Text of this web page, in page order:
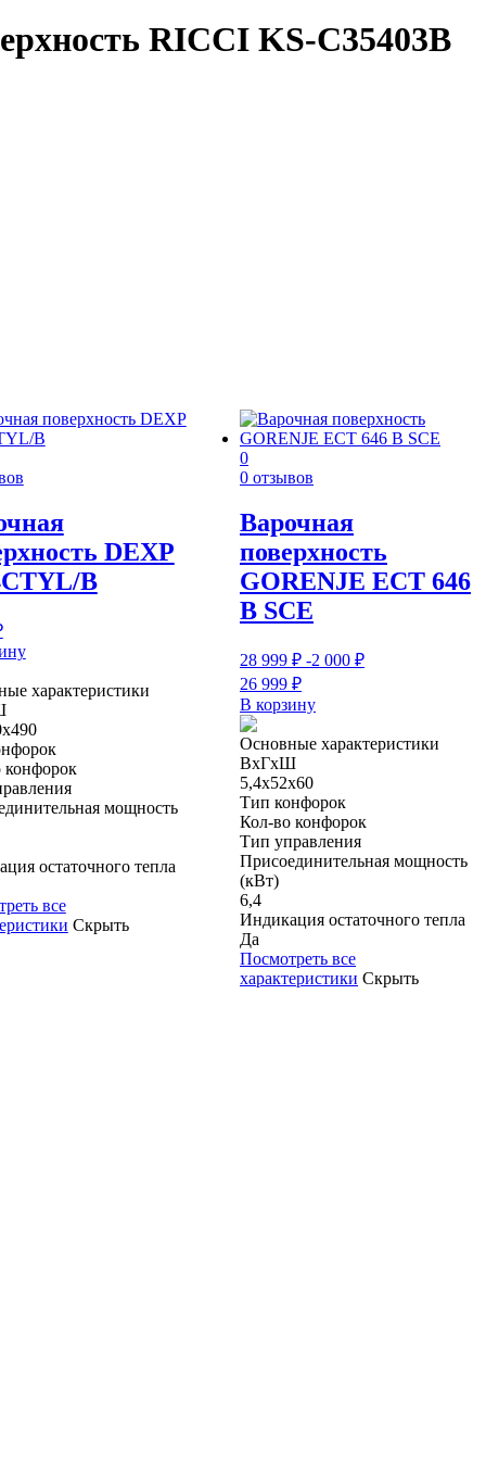
RICCI KS-C35403B
DEXP
B
характеристики
конфорок
мощность
остаточного тепла
все
Скрыть
0
0 отзывов
Варочная
поверхность
GORENJE ECT 646
B SCE
28 999 ₽ -2 000 ₽
26 999 ₽
В корзину
Основные характеристики
ВхГхШ
5,4х52х60
Тип конфорок
Кол-во конфорок
Тип управления
Присоединительная мощность
(кВт)
6,4
Индикация остаточного тепла
Да
Посмотреть все
характеристики Скрыть